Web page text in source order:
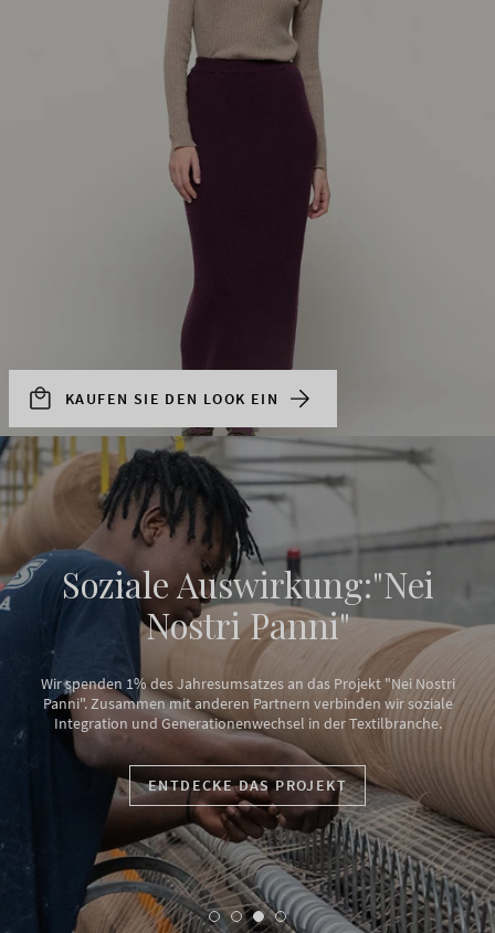
KAUFEN SIE DEN LOOK EIN
Soziale Auswirkung:"Nei
Nostri Panni"
Wir spenden 1% des Jahresumsatzes an das Projekt "Nei Nostri
Panni". Zusammen mit anderen Partnern verbinden wir soziale
Integration und Generationenwechsel in der Textilbranche.
ENTDECKE DAS PROJEKT